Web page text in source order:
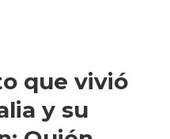
que vivió
y su